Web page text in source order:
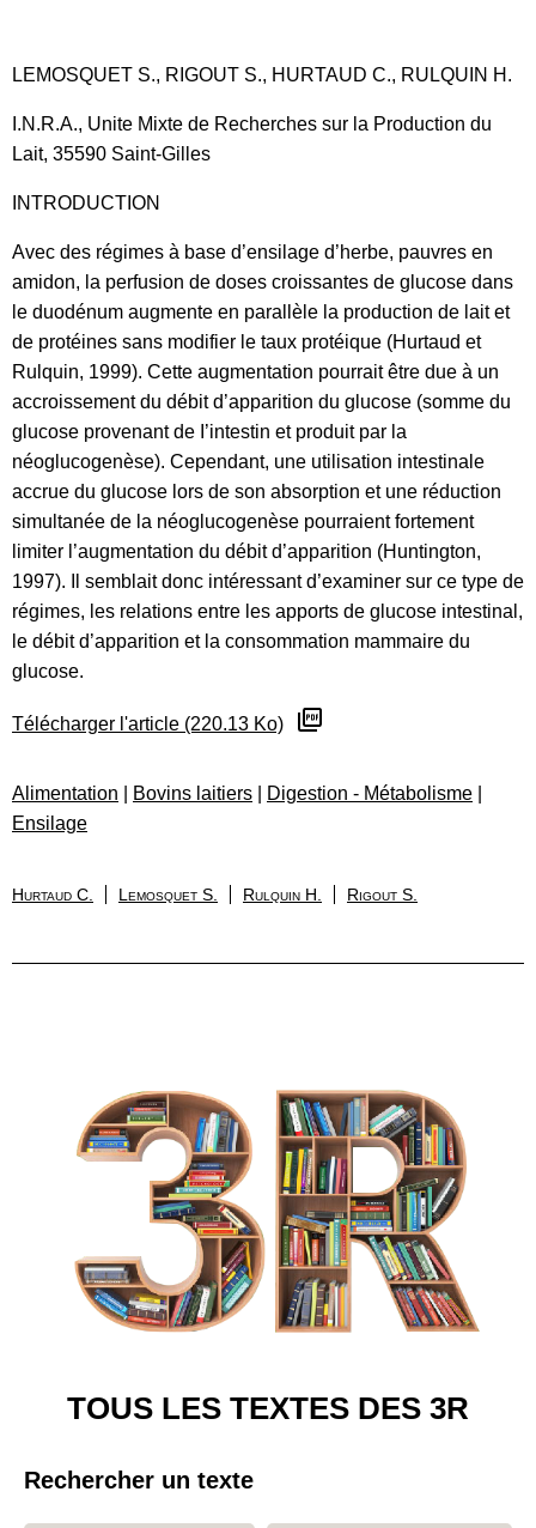
LEMOSQUET S., RIGOUT S., HURTAUD C., RULQUIN H.
I.N.R.A., Unite Mixte de Recherches sur la Production du
Lait, 35590 Saint-Gilles
INTRODUCTION
Avec des régimes à base d’ensilage d’herbe, pauvres en
amidon, la perfusion de doses croissantes de glucose dans
le duodénum augmente en parallèle la production de lait et
de protéines sans modifier le taux protéique (Hurtaud et
Rulquin, 1999). Cette augmentation pourrait être due à un
accroissement du débit d’apparition du glucose (somme du
glucose provenant de I’intestin et produit par la
néoglucogenèse). Cependant, une utilisation intestinale
accrue du glucose lors de son absorption et une réduction
simultanée de la néoglucogenèse pourraient fortement
limiter l’augmentation du débit d’apparition (Huntington,
1997). Il semblait donc intéressant d’examiner sur ce type de
régimes, les relations entre les apports de glucose intestinal,
le débit d’apparition et la consommation mammaire du
glucose.
Télécharger l'article (220.13 Ko)
Alimentation Bovins laitiers Digestion - Métabolisme
Ensilage
Hurtaud C. Lemosquet S. Rulquin H. Rigout S.
TOUS LES TEXTES DES 3R
Rechercher un texte